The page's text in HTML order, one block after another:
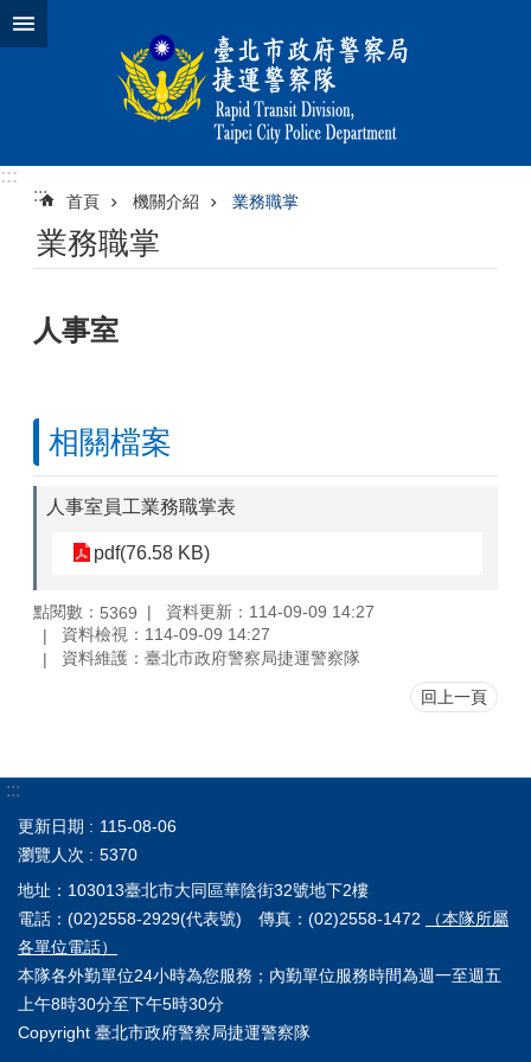
跳到主要內容區塊
:::
:::
首頁 機關介紹 業務職掌
業務職掌
人事室
相關檔案
人事室員工業務職掌表
pdf(76.58 KB)
點閱數： 5369
資料更新：114-09-09 14:27
資料檢視：114-09-09 14:27
資料維護：臺北市政府警察局捷運警察隊
回上一頁
:::
更新日期
115-08-06
瀏覽人次
5370
地址：103013臺北市大同區華陰街32號地下2樓
電話：(02)2558-2929(代表號) 傳真：(02)2558-1472
（本隊所屬
各單位電話）
本隊各外勤單位24小時為您服務；內勤單位服務時間為週一至週五
上午8時30分至下午5時30分
Copyright 臺北市政府警察局捷運警察隊